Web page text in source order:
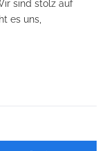
sind stolz auf
es uns,